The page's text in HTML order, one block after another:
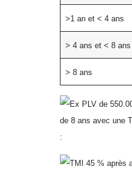
>1 an et < 4 ans
> 4 ans et < 8 ans
> 8 ans
Ex PLV de
de 8 ans avec une
:
TMI 45 % après